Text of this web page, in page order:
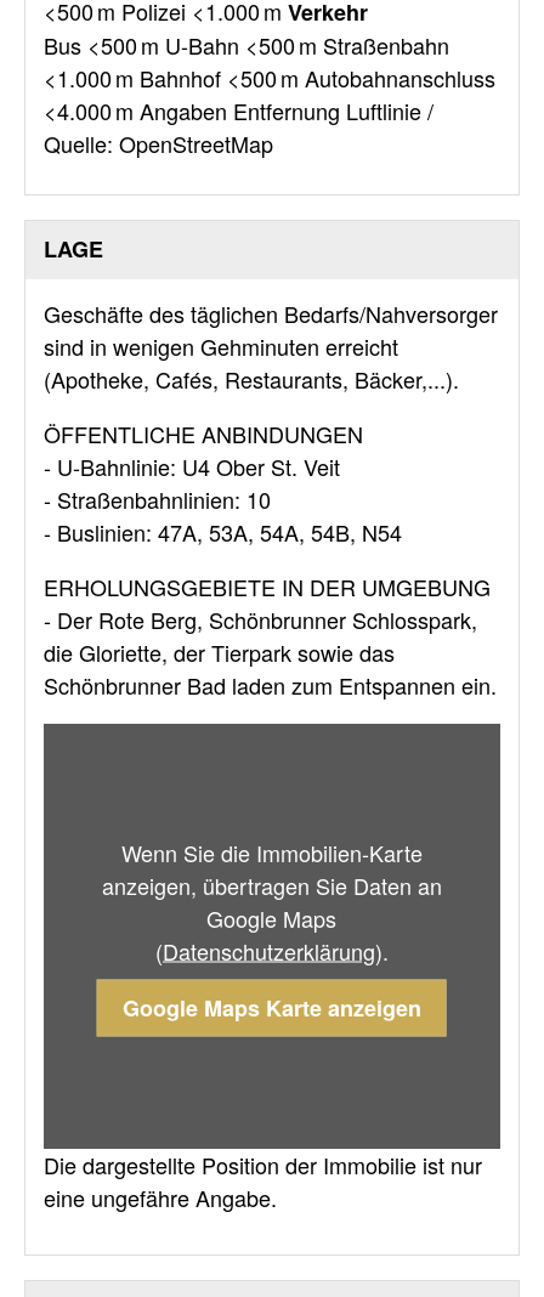
<500 m Polizei <1.000 m Verkehr
Bus <500 m U-Bahn <500 m Straßenbahn
<1.000 m Bahnhof <500 m Autobahnanschluss
<4.000 m Angaben Entfernung Luftlinie /
Quelle: OpenStreetMap
LAGE
Geschäfte des täglichen Bedarfs/Nahversorger
sind in wenigen Gehminuten erreicht
(Apotheke, Cafés, Restaurants, Bäcker,...).
ÖFFENTLICHE ANBINDUNGEN
- U-Bahnlinie: U4 Ober St. Veit
- Straßenbahnlinien: 10
- Buslinien: 47A, 53A, 54A, 54B, N54
ERHOLUNGSGEBIETE IN DER UMGEBUNG
- Der Rote Berg, Schönbrunner Schlosspark,
die Gloriette, der Tierpark sowie das
Schönbrunner Bad laden zum Entspannen ein.
Wenn Sie die Immobilien-Karte
anzeigen, übertragen Sie Daten an
Google Maps
(Datenschutzerklärung).
Google Maps Karte anzeigen
Die dargestellte Position der Immobilie ist nur
eine ungefähre Angabe.